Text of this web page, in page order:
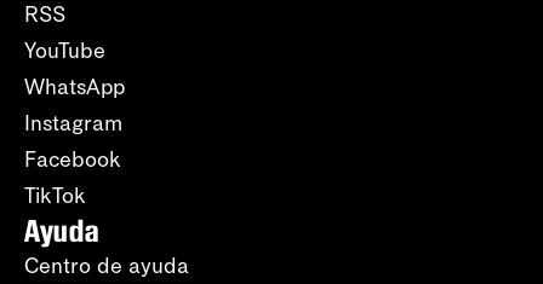
RSS
YouTube
WhatsApp
Instagram
Facebook
TikTok
Ayuda
Centro de ayuda